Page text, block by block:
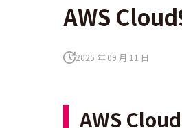
AWS
2025 年 09 月 11 日
AWS